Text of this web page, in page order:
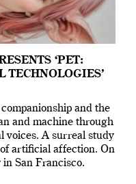
‘PET:
TECHNOLOGIES’
and the
and machine through
voices. A surreal study
artificial affection. On
San Francisco.